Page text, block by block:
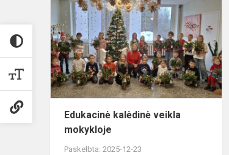
Edukacinė kalėdinė veikla
mokykloje
Paskelbta: 2025-12-23